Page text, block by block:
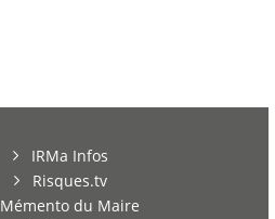
IRMa Infos
Risques.tv
Mémento du Maire